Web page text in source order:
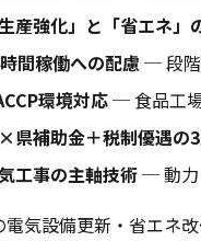
生産強化」と「省エネ」
間稼働への配慮 ─ 段
環境対応─ 食品工
県補助金＋税制優遇の
工事の主軸技術─ 動力
電気設備更新・省エネ